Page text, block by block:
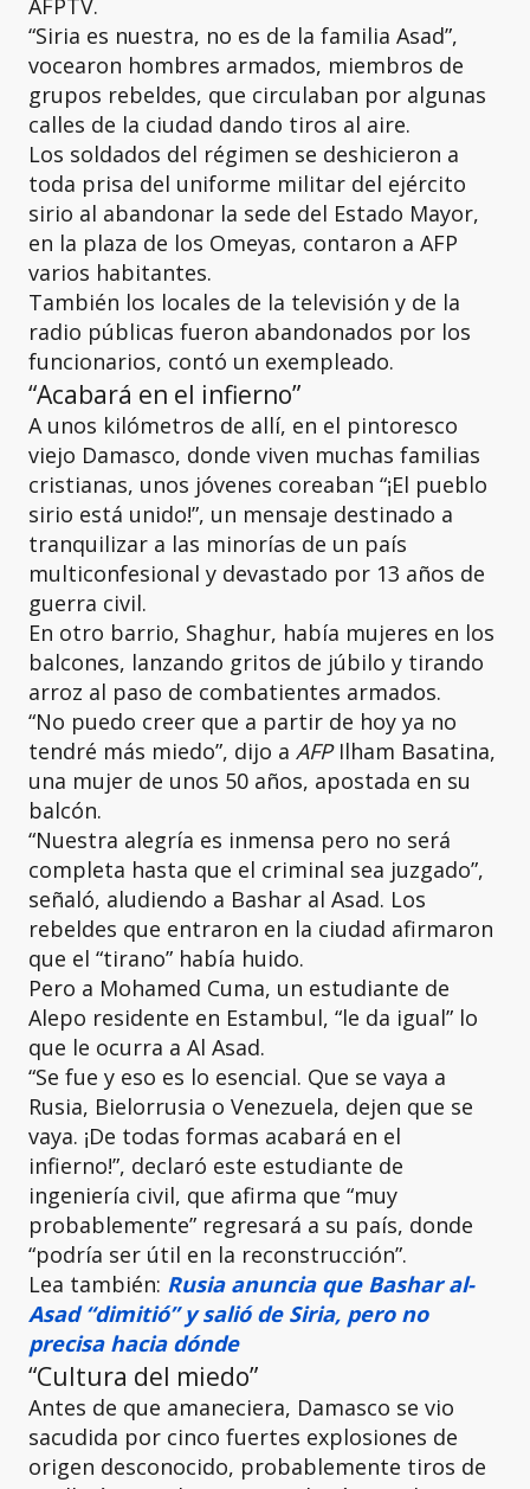
AFPTV.
“Siria es nuestra, no es de la familia Asad”,
vocearon hombres armados, miembros de
grupos rebeldes, que circulaban por algunas
calles de la ciudad dando tiros al aire.
Los soldados del régimen se deshicieron a
toda prisa del uniforme militar del ejército
sirio al abandonar la sede del Estado Mayor,
en la plaza de los Omeyas, contaron a AFP
varios habitantes.
También los locales de la televisión y de la
radio públicas fueron abandonados por los
funcionarios, contó un exempleado.
“Acabará en el infierno”
A unos kilómetros de allí, en el pintoresco
viejo Damasco, donde viven muchas familias
cristianas, unos jóvenes coreaban “¡El pueblo
sirio está unido!”, un mensaje destinado a
tranquilizar a las minorías de un país
multiconfesional y devastado por 13 años de
guerra civil.
En otro barrio, Shaghur, había mujeres en los
balcones, lanzando gritos de júbilo y tirando
arroz al paso de combatientes armados.
“No puedo creer que a partir de hoy ya no
tendré más miedo”, dijo a AFPIlham Basatina,
una mujer de unos 50 años, apostada en su
balcón.
“Nuestra alegría es inmensa pero no será
completa hasta que el criminal sea juzgado”,
señaló, aludiendo a Bashar al Asad. Los
rebeldes que entraron en la ciudad afirmaron
que el “tirano” había huido.
Pero a Mohamed Cuma, un estudiante de
Alepo residente en Estambul, “le da igual” lo
que le ocurra a Al Asad.
“Se fue y eso es lo esencial. Que se vaya a
Rusia, Bielorrusia o Venezuela, dejen que se
vaya. ¡De todas formas acabará en el
infierno!”, declaró este estudiante de
ingeniería civil, que afirma que “muy
probablemente” regresará a su país, donde
“podría ser útil en la reconstrucción”.
Lea también: Rusia anuncia que Bashar al-
Asad “dimitió” y salió de Siria, pero no
precisa hacia dónde
“Cultura del miedo”
Antes de que amaneciera, Damasco se vio
sacudida por cinco fuertes explosiones de
origen desconocido, probablemente tiros de